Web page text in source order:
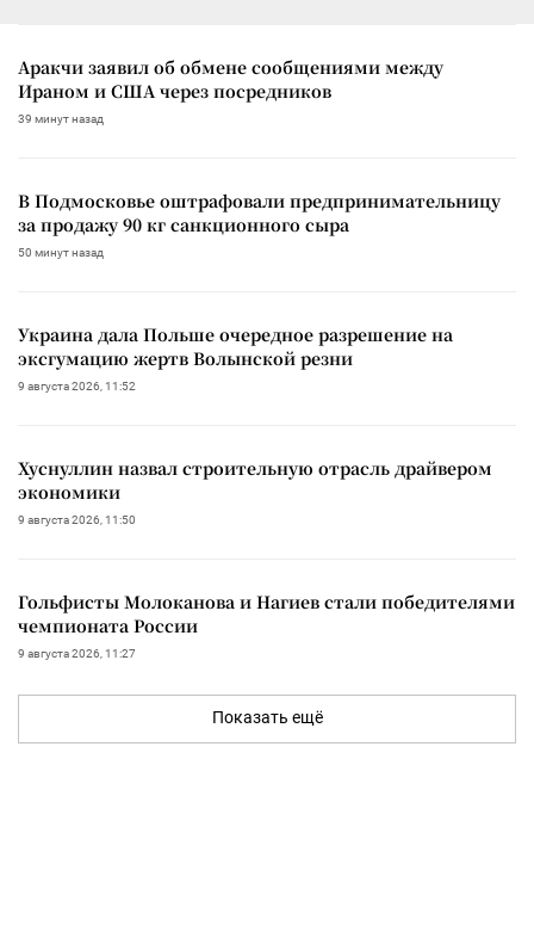
Аракчи заявил об обмене сообщениями между
Ираном и США через посредников
39 минут назад
В Подмосковье оштрафовали предпринимательницу
за продажу 90 кг санкционного сыра
50 минут назад
Украина дала Польше очередное разрешение на
эксгумацию жертв Волынской резни
9 августа 2026, 11:52
Хуснуллин назвал строительную отрасль драйвером
экономики
9 августа 2026, 11:50
Гольфисты Молоканова и Нагиев стали победителями
чемпионата России
9 августа 2026, 11:27
Показать ещё